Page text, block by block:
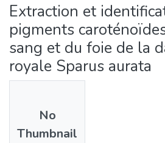
Extraction et
pigments
sang et du foie de la
royale Sparus aurata
No
Thumbnail